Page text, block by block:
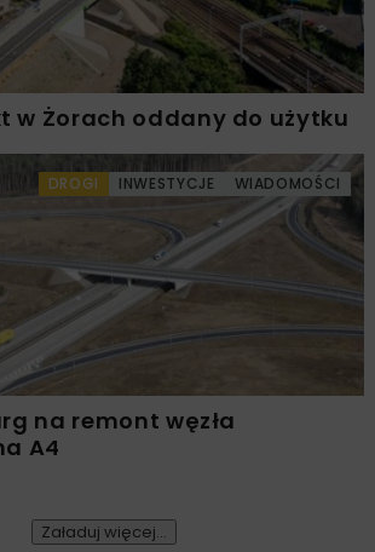
w Żorach oddany do użytku
DROGI INWESTYCJE WIADOMOŚCI
na remont węzła
A4
Załaduj więcej...